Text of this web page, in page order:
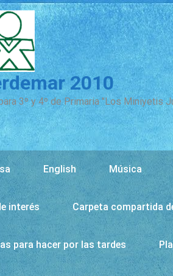
2010
3º y 4º de Primaria "Los Miniyetis
English Música
interés Carpeta compartida
para hacer por las tardes